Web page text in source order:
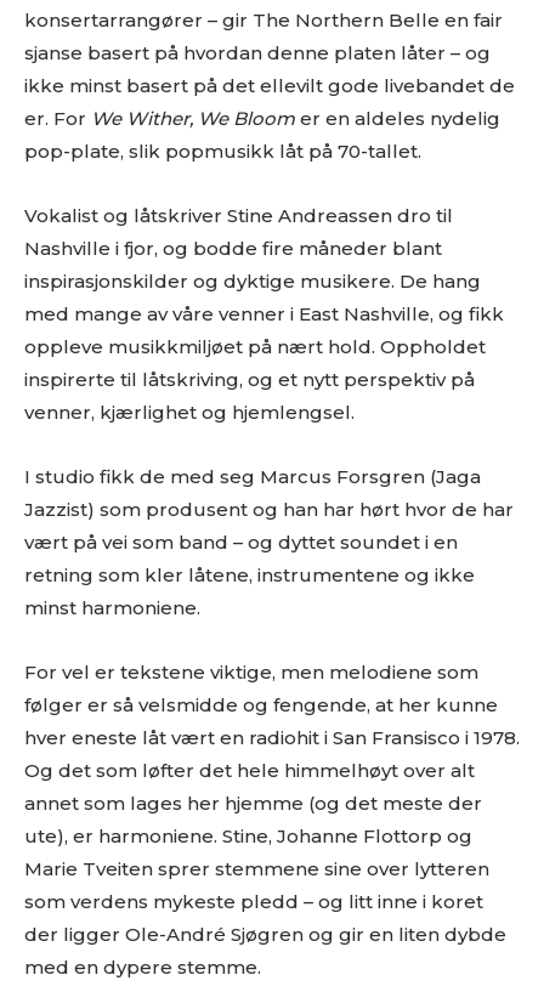
konsertarrangører – gir The Northern Belle en fair
sjanse basert på hvordan denne platen låter – og
ikke minst basert på det ellevilt gode livebandet de
er. For We Wither, We Bloom er en aldeles nydelig
pop-plate, slik popmusikk låt på 70-tallet.
Vokalist og låtskriver Stine Andreassen dro til
Nashville i fjor, og bodde fire måneder blant
inspirasjonskilder og dyktige musikere. De hang
med mange av våre venner i East Nashville, og fikk
oppleve musikkmiljøet på nært hold. Oppholdet
inspirerte til låtskriving, og et nytt perspektiv på
venner, kjærlighet og hjemlengsel.
I studio fikk de med seg Marcus Forsgren (Jaga
Jazzist) som produsent og han har hørt hvor de har
vært på vei som band – og dyttet soundet i en
retning som kler låtene, instrumentene og ikke
minst harmoniene.
For vel er tekstene viktige, men melodiene som
følger er så velsmidde og fengende, at her kunne
hver eneste låt vært en radiohit i San Fransisco i 1978.
Og det som løfter det hele himmelhøyt over alt
annet som lages her hjemme (og det meste der
ute), er harmoniene. Stine, Johanne Flottorp og
Marie Tveiten sprer stemmene sine over lytteren
som verdens mykeste pledd – og litt inne i koret
der ligger Ole-André Sjøgren og gir en liten dybde
med en dypere stemme.